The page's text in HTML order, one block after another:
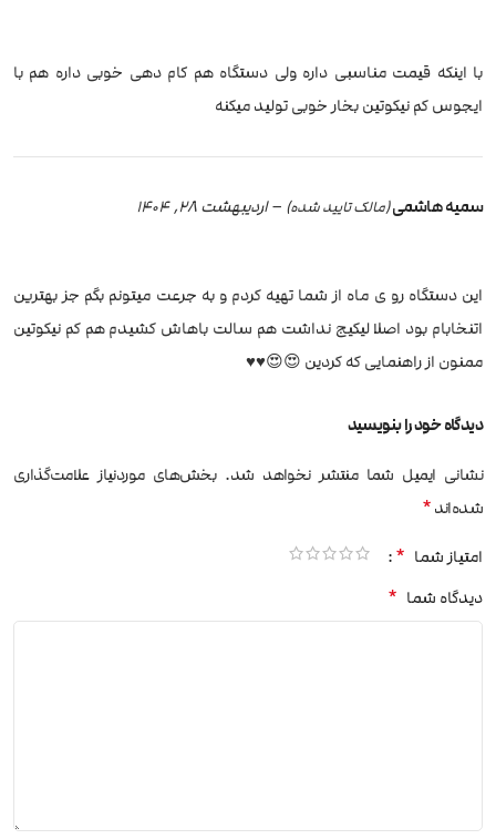
با اینکه قیمت مناسبی داره ولی دستگاه هم کام دهی خوبی داره هم با
ایجوس کم نیکوتین بخار خوبی تولید میکنه
سمیه هاشمی(مالک تایید شده) –اردیبهشت 28, 1404
این دستگاه رو ی ماه از شما تهیه کردم و به جرعت میتونم بگم جز بهترین
اتنخابام بود اصلا لیکیج نداشت هم سالت باهاش کشیدم هم کم نیکوتین
ممنون از راهنمایی که کردین 😍😍♥️♥️
دیدگاه خود را بنویسید
نشانی ایمیل شما منتشر نخواهد شد. بخش‌های موردنیاز علامت‌گذاری
شده‌اند*
امتیاز شما *
دیدگاه شما *